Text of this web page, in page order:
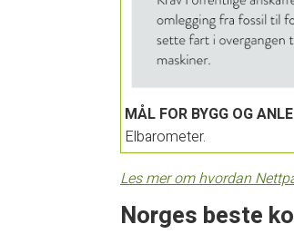
MÅL FOR BYGG OG
Elbarometer.
Les mer om hvordan
Norges beste